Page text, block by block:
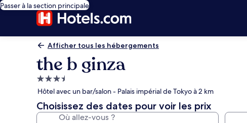
Passer à la section principale
Afficher tous les hébergements
the b ginza
Hébergement
3.5 étoiles
Hôtel avec un bar/salon - Palais impérial de Tokyo à 2 km
Choisissez des dates pour voir les prix
Où allez-vous ?